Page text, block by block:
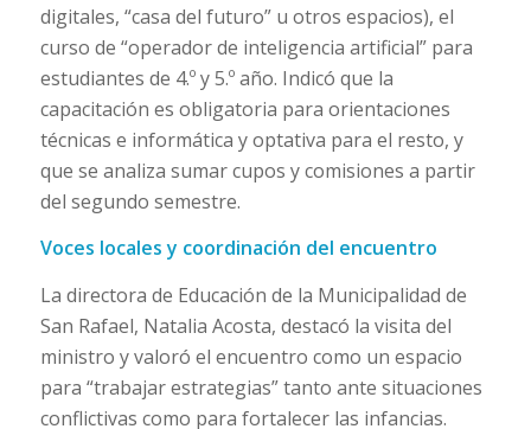
digitales, “casa del futuro” u otros espacios), el
curso de “operador de inteligencia artificial” para
estudiantes de 4.º y 5.º año. Indicó que la
capacitación es obligatoria para orientaciones
técnicas e informática y optativa para el resto, y
que se analiza sumar cupos y comisiones a partir
del segundo semestre.
Voces locales y coordinación del encuentro
La directora de Educación de la Municipalidad de
San Rafael, Natalia Acosta, destacó la visita del
ministro y valoró el encuentro como un espacio
para “trabajar estrategias” tanto ante situaciones
conflictivas como para fortalecer las infancias.